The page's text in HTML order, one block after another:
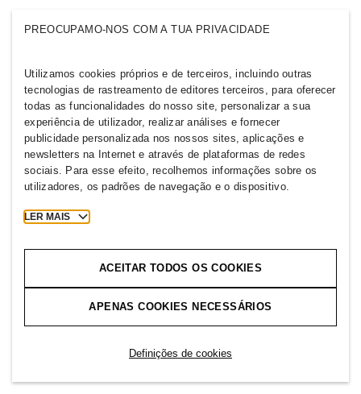
PREOCUPAMO-NOS COM A TUA PRIVACIDADE
Utilizamos cookies próprios e de terceiros, incluindo outras
tecnologias de rastreamento de editores terceiros, para oferecer
todas as funcionalidades do nosso site, personalizar a sua
experiência de utilizador, realizar análises e fornecer
publicidade personalizada nos nossos sites, aplicações e
newsletters na Internet e através de plataformas de redes
sociais. Para esse efeito, recolhemos informações sobre os
utilizadores, os padrões de navegação e o dispositivo.
LER MAIS
ACEITAR TODOS OS COOKIES
APENAS COOKIES NECESSÁRIOS
Definições de cookies